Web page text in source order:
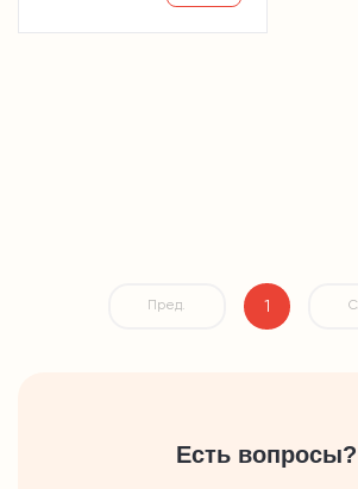
Пред. 1
Есть вопросы?